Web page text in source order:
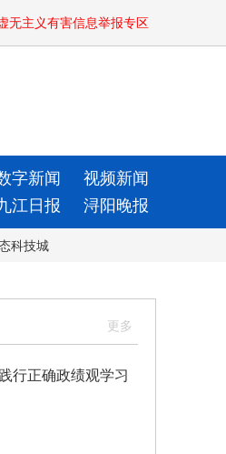
无主义有害信息举报专区
字新闻
视频新闻
江日报 浔阳晚报
科技城
行正确政绩观学习